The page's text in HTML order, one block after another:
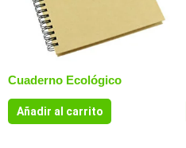
Cuaderno Ecológico
Añadir al carrito